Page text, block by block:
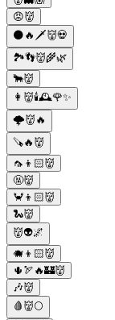
😡👹
🌑🔥🗡️👹💀
🏞️👣👹🌾🌿
🐂👹
👩👹🕯🕰🌹✨
🌩️👹🔥
🪚🔥👹
🦟👦🏻👹
🤬👹
🦀👦🏻👹
🐍👹
👹👽🌌
🐗👦🏻👹
🌵🏹🔥🏰👹
🎶👹
🩸👹🌕